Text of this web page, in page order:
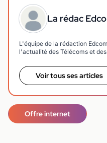
La rédac
L'équipe de la rédaction
l'actualité des Télécoms et
Voir tous ses articles
Offre internet